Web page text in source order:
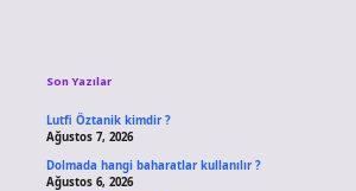
Son Yazılar
Lutfi Öztanik kimdir ?
Ağustos 7, 2026
Dolmada hangi baharatlar kullanılır ?
Ağustos 6, 2026